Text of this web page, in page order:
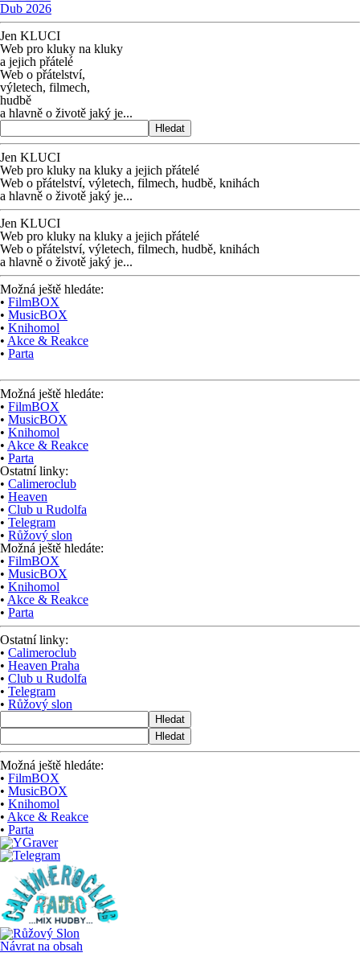
Dub 2026
Jen KLUCI
Web pro kluky na kluky
a jejich přátelé
Web o přátelství,
výletech, filmech,
hudbě
a hlavně o životě jaký je...
Hledat
Jen KLUCI
Web pro kluky na kluky a jejich přátelé
Web o přátelství, výletech, filmech, hudbě, knihách
a hlavně o životě jaký je...
Jen KLUCI
Web pro kluky na kluky a jejich přátelé
Web o přátelství, výletech, filmech, hudbě, knihách
a hlavně o životě jaký je...
Možná ještě hledáte:
• FilmBOX
• MusicBOX
• Knihomol
• Akce & Reakce
• Parta
Možná ještě hledáte:
• FilmBOX
• MusicBOX
• Knihomol
• Akce & Reakce
• Parta
Ostatní linky:
• Calimeroclub
• Heaven
• Club u Rudolfa
• Telegram
• Růžový slon
Možná ještě hledáte:
• FilmBOX
• MusicBOX
• Knihomol
• Akce & Reakce
• Parta
Ostatní linky:
• Calimeroclub
• Heaven Praha
• Club u Rudolfa
• Telegram
• Růžový slon
Hledat
Hledat
Možná ještě hledáte:
• FilmBOX
• MusicBOX
• Knihomol
• Akce & Reakce
• Parta
Návrat na obsah